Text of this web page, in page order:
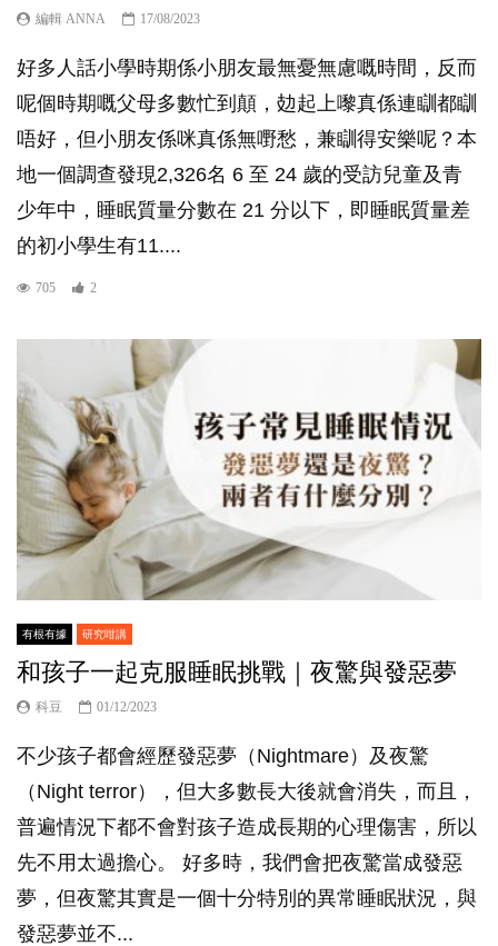
編輯 ANNA 17/08/2023
好多人話小學時期係小朋友最無憂無慮嘅時間，反而
呢個時期嘅父母多數忙到顛，攰起上嚟真係連瞓都瞓
唔好，但小朋友係咪真係無嘢愁，兼瞓得安樂呢？本
地一個調查發現2,326名 6 至 24 歲的受訪兒童及青
少年中，睡眠質量分數在 21 分以下，即睡眠質量差
的初小學生有11....
705 2
有根有據 研究咁講
和孩子一起克服睡眠挑戰｜夜驚與發惡夢
科豆 01/12/2023
不少孩子都會經歷發惡夢（Nightmare）及夜驚
（Night terror），但大多數長大後就會消失，而且，
普遍情況下都不會對孩子造成長期的心理傷害，所以
先不用太過擔心。 好多時，我們會把夜驚當成發惡
夢，但夜驚其實是一個十分特別的異常睡眠狀況，與
發惡夢並不...